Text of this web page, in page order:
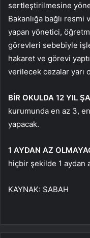
sertleştirilmesine
Bakanlığa bağlı
yapan yönetici,
görevleri sebebiyle
hakaret ve görevi
verilecek cezalar yarı
BİR OKULDA 12 YIL
kurumunda en az 3,
yapacak.
1 AYDAN AZ
hiçbir şekilde 1 aydan
KAYNAK: SABAH